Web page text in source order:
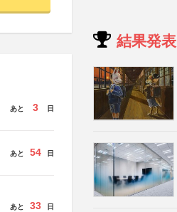
あと 3 日
あと 54 日
あと 33 日
結果発表